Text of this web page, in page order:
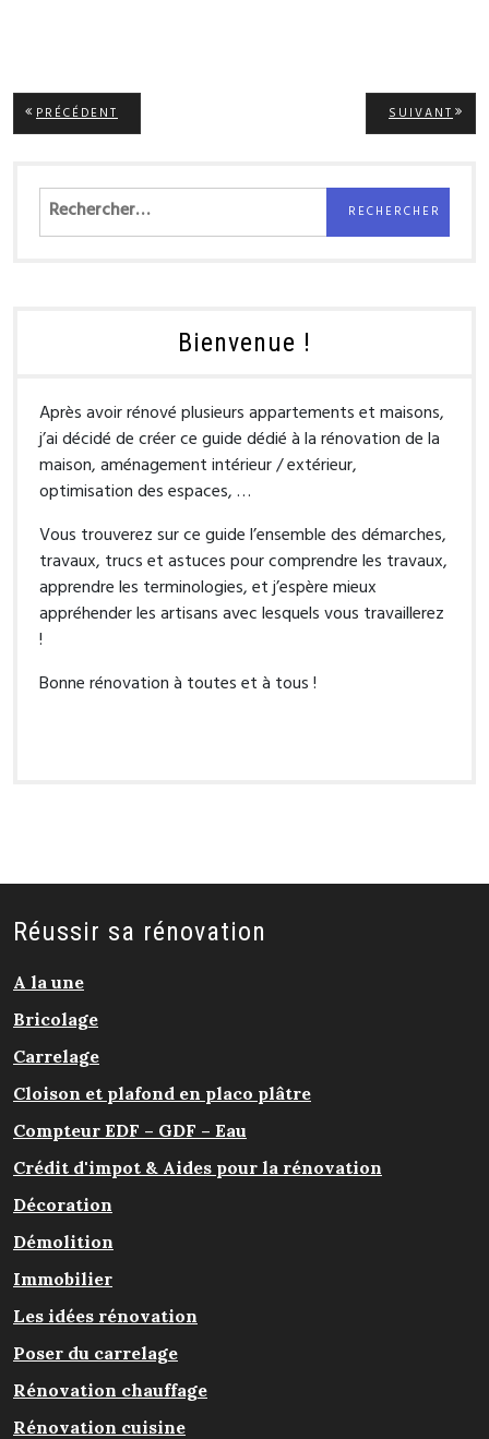
Navigation
de
PRÉCÉDENT
PRÉCÉDENT:
SUIVANT
Rechercher :
Bienvenue !
Après avoir rénové plusieurs appartements et maisons,
j’ai décidé de créer ce guide dédié à la rénovation de la
maison, aménagement intérieur / extérieur,
optimisation des espaces, …
Vous trouverez sur ce guide l’ensemble des démarches,
travaux, trucs et astuces pour comprendre les travaux,
apprendre les terminologies, et j’espère mieux
appréhender les artisans avec lesquels vous travaillerez
!
Bonne rénovation à toutes et à tous !
Réussir sa rénovation
A la une
Bricolage
Carrelage
Cloison et plafond en placo plâtre
Compteur EDF – GDF – Eau
Crédit d'impot & Aides pour la rénovation
Décoration
Démolition
Immobilier
Les idées rénovation
Poser du carrelage
Rénovation chauffage
Rénovation cuisine